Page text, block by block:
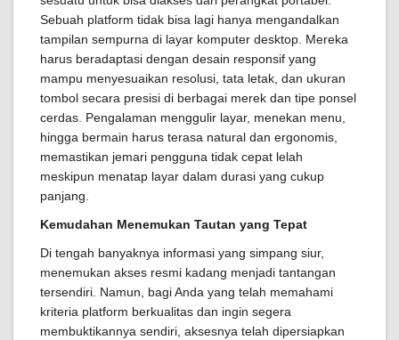
Sebuah platform tidak bisa lagi hanya mengandalkan
tampilan sempurna di layar komputer desktop. Mereka
harus beradaptasi dengan desain responsif yang
mampu menyesuaikan resolusi, tata letak, dan ukuran
tombol secara presisi di berbagai merek dan tipe ponsel
cerdas. Pengalaman menggulir layar, menekan menu,
hingga bermain harus terasa natural dan ergonomis,
memastikan jemari pengguna tidak cepat lelah
meskipun menatap layar dalam durasi yang cukup
panjang.
Kemudahan Menemukan Tautan yang Tepat
Di tengah banyaknya informasi yang simpang siur,
menemukan akses resmi kadang menjadi tantangan
tersendiri. Namun, bagi Anda yang telah memahami
kriteria platform berkualitas dan ingin segera
membuktikannya sendiri, aksesnya telah dipersiapkan